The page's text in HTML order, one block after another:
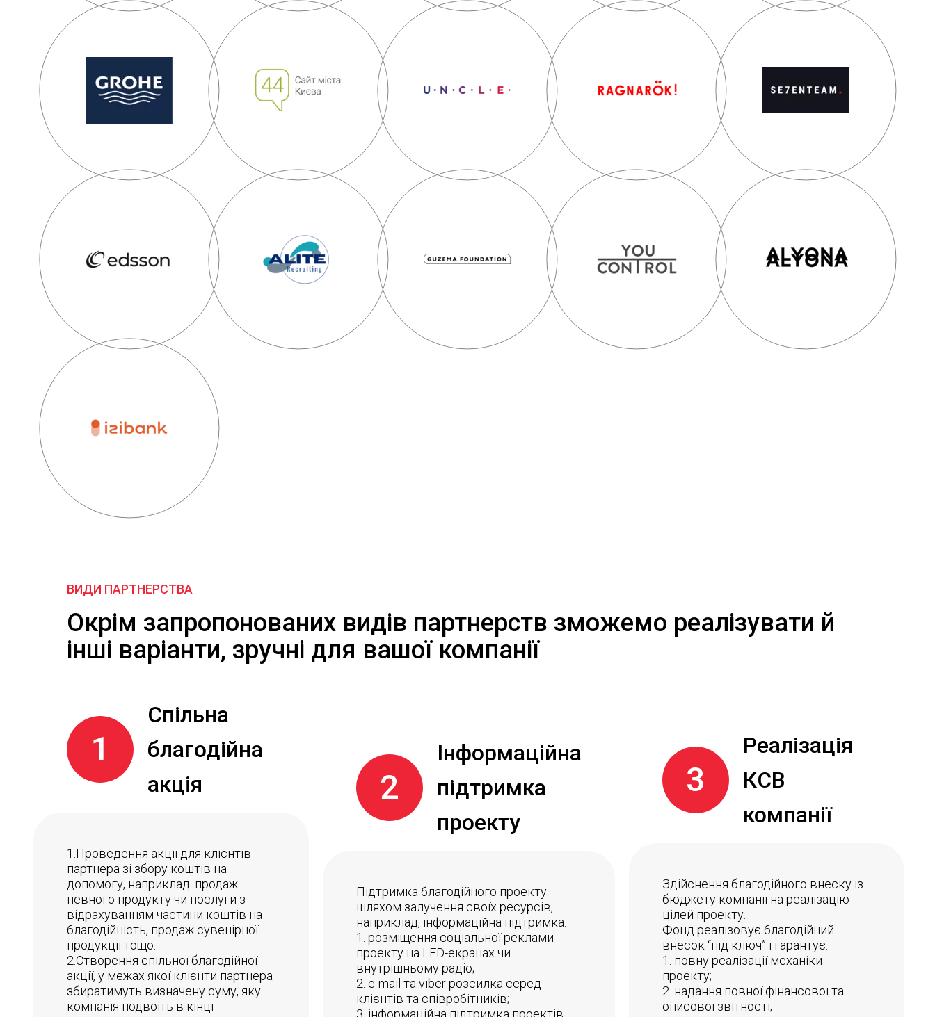
ВИДИ ПАРТНЕРСТВА
Окрім запропонованих видів партнерств зможемо реалізувати й
інші варіанти, зручні для вашої компанії
1
Спільна
благодійна
акція
1.Проведення акції для клієнтів
партнера зі збору коштів на
допомогу, наприклад: продаж
певного продукту чи послуги з
відрахуванням частини коштів на
благодійність, продаж сувенірної
продукції тощо.
2.Створення спільної благодійної
акції, у межах якої клієнти партнера
збиратимуть визначену суму, яку
компанія подвоїть в кінці
2
Інформаційна
підтримка
проекту
Підтримка благодійного проекту
шляхом залучення своїх ресурсів,
наприклад, інформаційна підтримка:
1. розміщення соціальної реклами
проекту на LED-екранах чи
внутрішньому радіо;
2. e-mail та viber розсилка серед
клієнтів та співробітників;
3. інформаційна підтримка проектів
3
Реалізація
КСВ
компанії
Здійснення благодійного внеску із
бюджету компанії на реалізацію
цілей проекту.
Фонд реалізовує благодійний
внесок “під ключ” і гарантує:
1. повну реалізації механіки
проекту;
2. надання повної фінансової та
описової звітності;